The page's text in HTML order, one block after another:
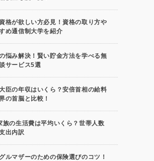
格が欲しい方必見！資格の取り方や
め通信制大学を紹介
悩み解決！賢い貯金方法を学べる無
サービス5選
臣の年収はいくら？安倍首相の給料
の首脳と比較！
族の生活費は平均いくら？世帯人数
出内訳
ルマザーのための保険選びのコツ！